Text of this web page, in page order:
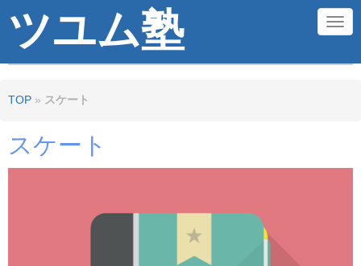
ツユム塾 N
TOP » スケート
スケート